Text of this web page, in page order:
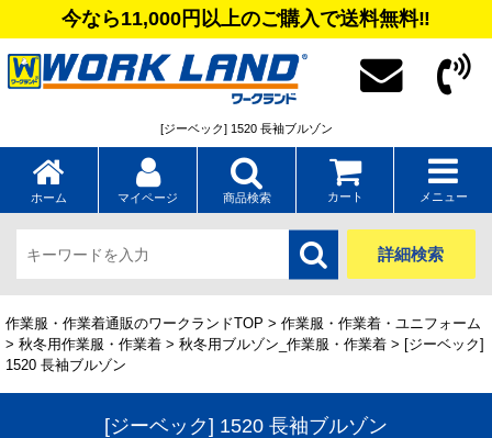
今なら11,000円以上のご購入で送料無料‼
[ジーベック] 1520 長袖ブルゾン
ホーム マイページ 商品検索 カート メニュー
詳細検索
作業服・作業着通販のワークランドTOP > 作業服・作業着・ユニフォーム
> 秋冬用作業服・作業着 > 秋冬用ブルゾン_作業服・作業着 > [ジーベック]
1520 長袖ブルゾン
[ジーベック] 1520 長袖ブルゾン